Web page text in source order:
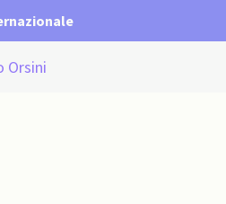
Orsini